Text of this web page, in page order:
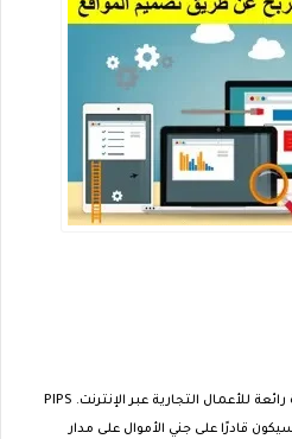
يعد موقع الربح الإضافي أو PIPS أداة رائعة للأعمال التجارية عبر الإنترنت. PIPS
قادرًا على جني الأموال على مدار